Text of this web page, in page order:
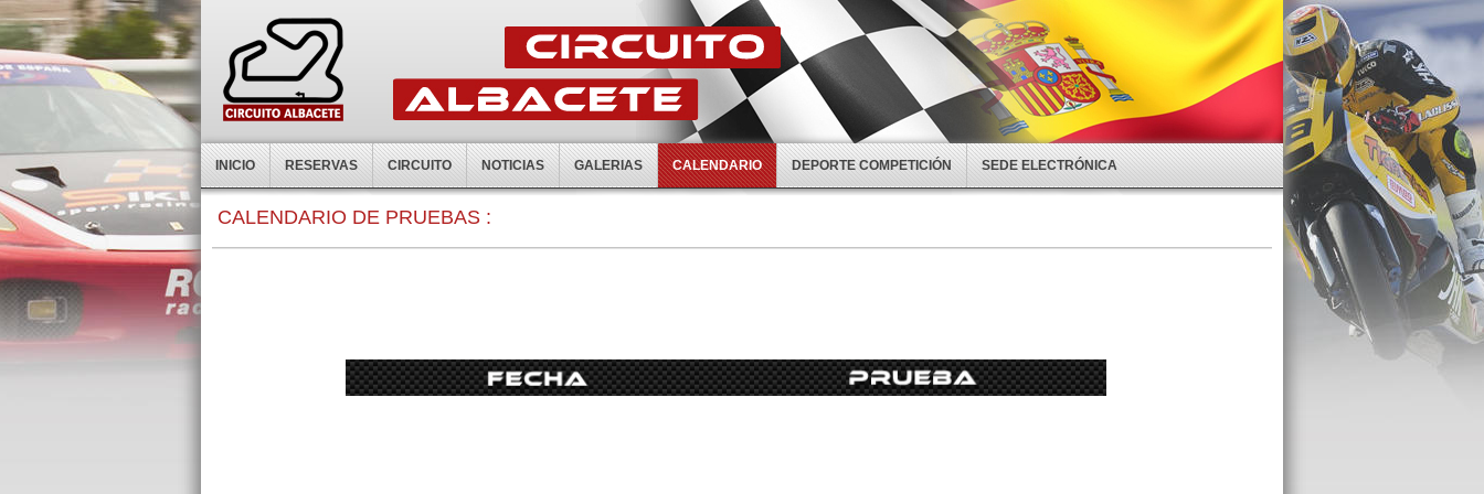
INICIO RESERVAS CIRCUITO NOTICIAS GALERIAS CALENDARIO DEPORTE COMPETICIÓN SEDE ELECTRÓNICA
CALENDARIO DE PRUEBAS :